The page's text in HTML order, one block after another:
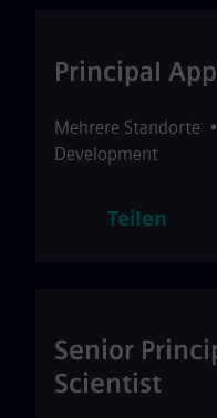
Principal
Mehrere Standorte •
Development
Teilen
Senior
Scientist